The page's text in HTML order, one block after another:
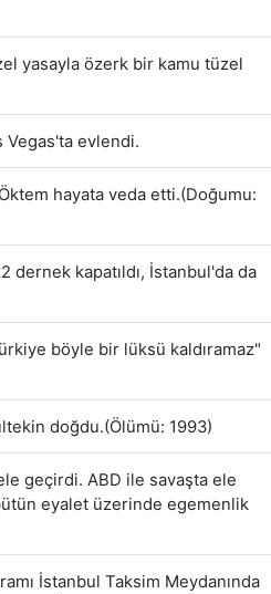
yasayla özerk bir kamu tüzel
Vegas'ta evlendi.
hayata veda etti.(Doğumu:
dernek kapatıldı, İstanbul'da da
böyle bir lüksü kaldıramaz"
doğdu.(Ölümü: 1993)
geçirdi. ABD ile savaşta ele
eyalet üzerinde egemenlik
İstanbul Taksim Meydanında